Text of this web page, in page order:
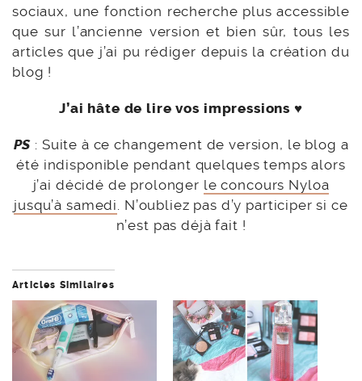
sociaux, une fonction recherche plus accessible
que sur l’ancienne version et bien sûr, tous les
articles que j’ai pu rédiger depuis la création du
blog !
J’ai hâte de lire vos impressions ♥
PS : Suite à ce changement de version, le blog a
été indisponible pendant quelques temps alors
j’ai décidé de prolonger le concours Nyloa
jusqu’à samedi . N’oubliez pas d’y participer si ce
n’est pas déjà fait !
Articles Similaires